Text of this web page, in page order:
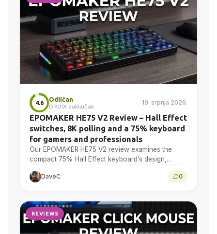
4.6
Odličan
DROIX zaključak
19. srpnja 2026.
EPOMAKER HE75 V2 Review – Hall Effect
switches, 8K polling and a 75% keyboard
for gamers and professionals
Our EPOMAKER HE75 V2 review examines the
compact 75% Hall Effect keyboard’s design,
adjustable actuation, sound treatment, 8K polling,
software, battery and multi-device connectivity.
DaveC 0
REVIEWS